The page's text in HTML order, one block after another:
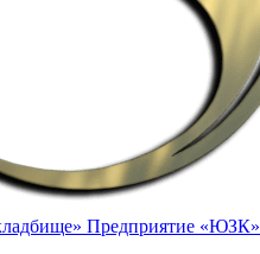
Предприятие «ЮЗК»